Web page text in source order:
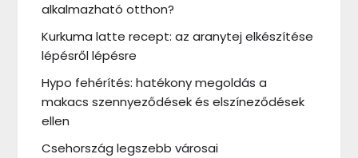
alkalmazható otthon?
Kurkuma latte recept: az aranytej elkészítése
lépésről lépésre
Hypo fehérítés: hatékony megoldás a
makacs szennyeződések és elszíneződések
ellen
Csehország legszebb városai